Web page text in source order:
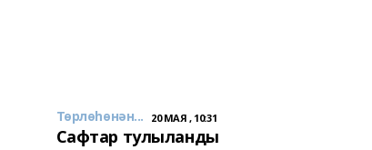
Төрлөһөнән... 20 МАЯ , 10:31
Сафтар тулыланды